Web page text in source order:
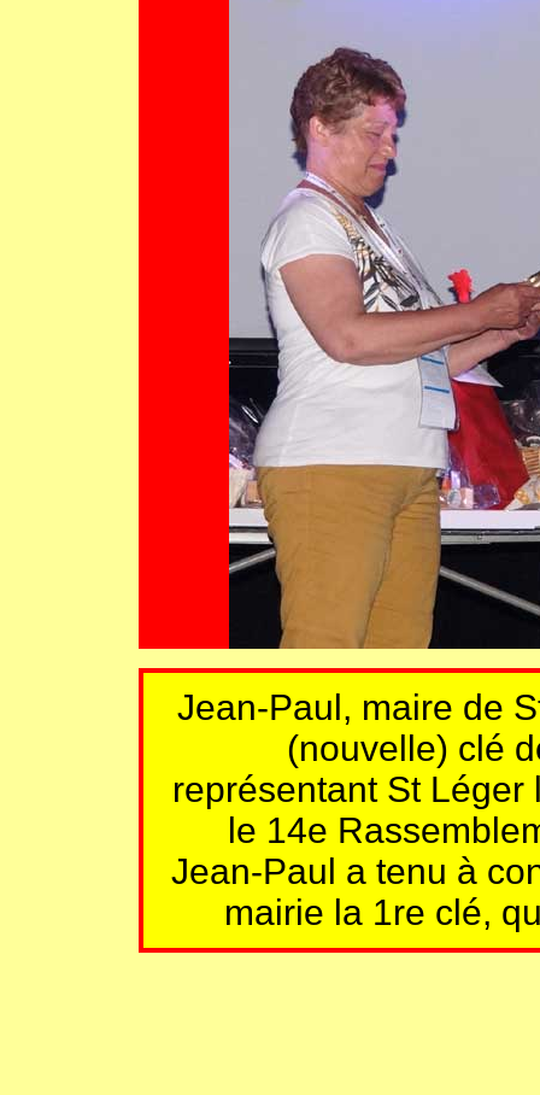
Jean-Paul, maire de
(nouvelle) clé
représentant St
le 14e
Jean-Paul a tenu à
mairie la 1re clé,